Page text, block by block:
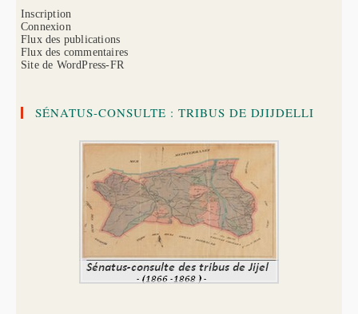
Inscription
Connexion
Flux des publications
Flux des commentaires
Site de WordPress-FR
SÉNATUS-CONSULTE : TRIBUS DE DJIJDELLI